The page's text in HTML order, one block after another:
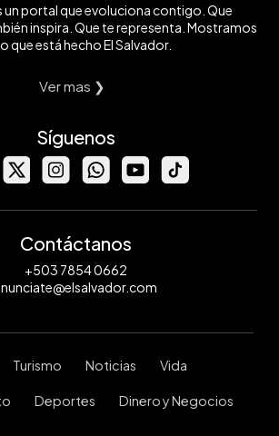
un portal que evoluciona contigo. Que
inspira. Que te representa. Mostramos
que está hecho El Salvador.
Ver mas ❯
Síguenos
Contáctanos
+503 7854 0662
Turismo Noticias Vida
Deportes Dinero y Negocios